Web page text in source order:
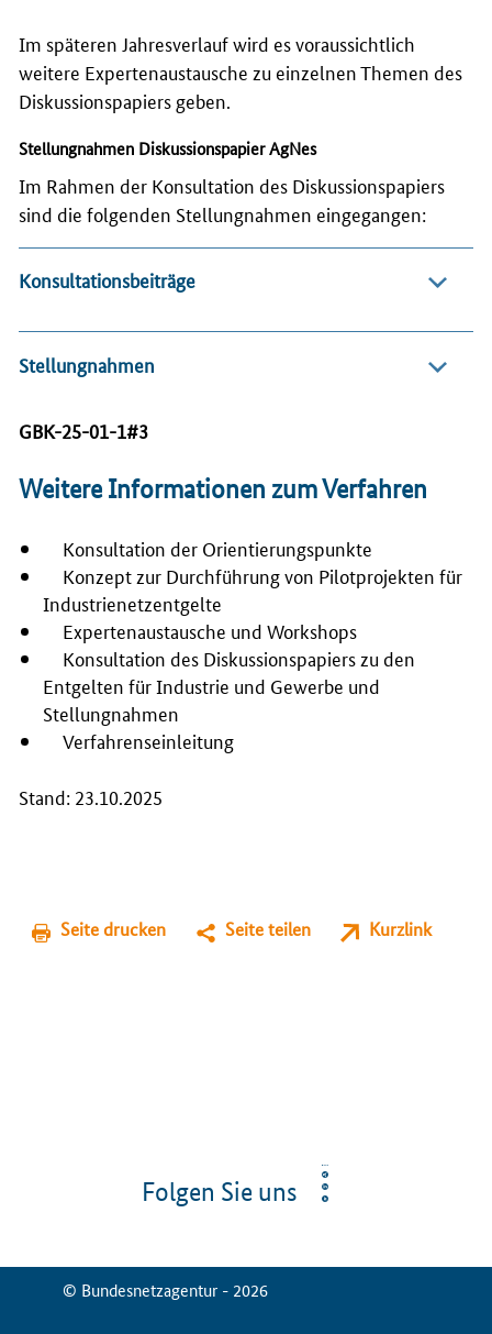
Im späteren Jahresverlauf wird es voraussichtlich
weitere Expertenaustausche zu einzelnen Themen des
Diskussionspapiers geben.
Stellungnahmen Diskussionspapier AgNes
Im Rahmen der Konsultation des Diskussionspapiers
sind die folgenden Stellungnahmen eingegangen:
Konsultationsbeiträge
Stellungnahmen
GBK-25-01-1#3
Weitere Informationen zum Verfahren
Konsultation der Orientierungspunkte
Konzept zur Durchführung von Pilotprojekten für
Industrienetzentgelte
Expertenaustausche und Workshops
Konsultation des Diskussionspapiers zu den
Entgelten für Industrie und Gewerbe und
Stellungnahmen
Verfahrenseinleitung
Stand: 23.10.2025
Seite drucken Seite teilen Kurzlink
Folgen Sie uns
© Bundesnetzagentur - 2026